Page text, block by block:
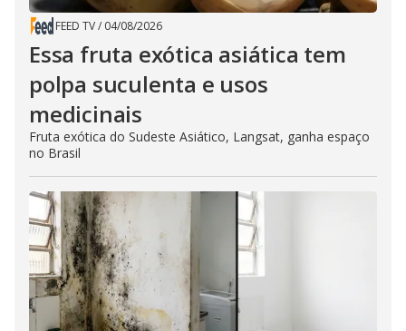
FEED TV/ 04/08/2026
Essa fruta exótica asiática tem
polpa suculenta e usos
medicinais
Fruta exótica do Sudeste Asiático, Langsat, ganha espaço
no Brasil